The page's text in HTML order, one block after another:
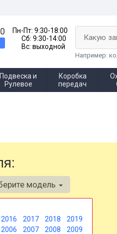
Пн-Пт: 9:30-18:00
Сб: 9:30-14:00
Вс: выходной
Какую
Например:
Подвеска и
Рулевое
Коробка
передач
2016 2017 2018
2019
2006 2007 2008
2009
модель